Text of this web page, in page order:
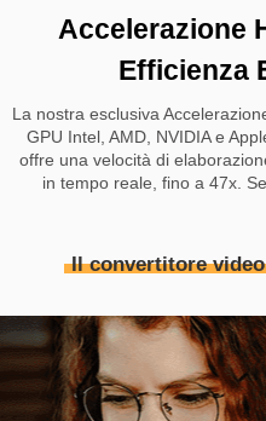
Accelerazione
Efficienza
La nostra esclusiva
GPU Intel, AMD, NVIDIA e
offre una velocità di
in tempo reale, fino a 47x.
Il convertitore